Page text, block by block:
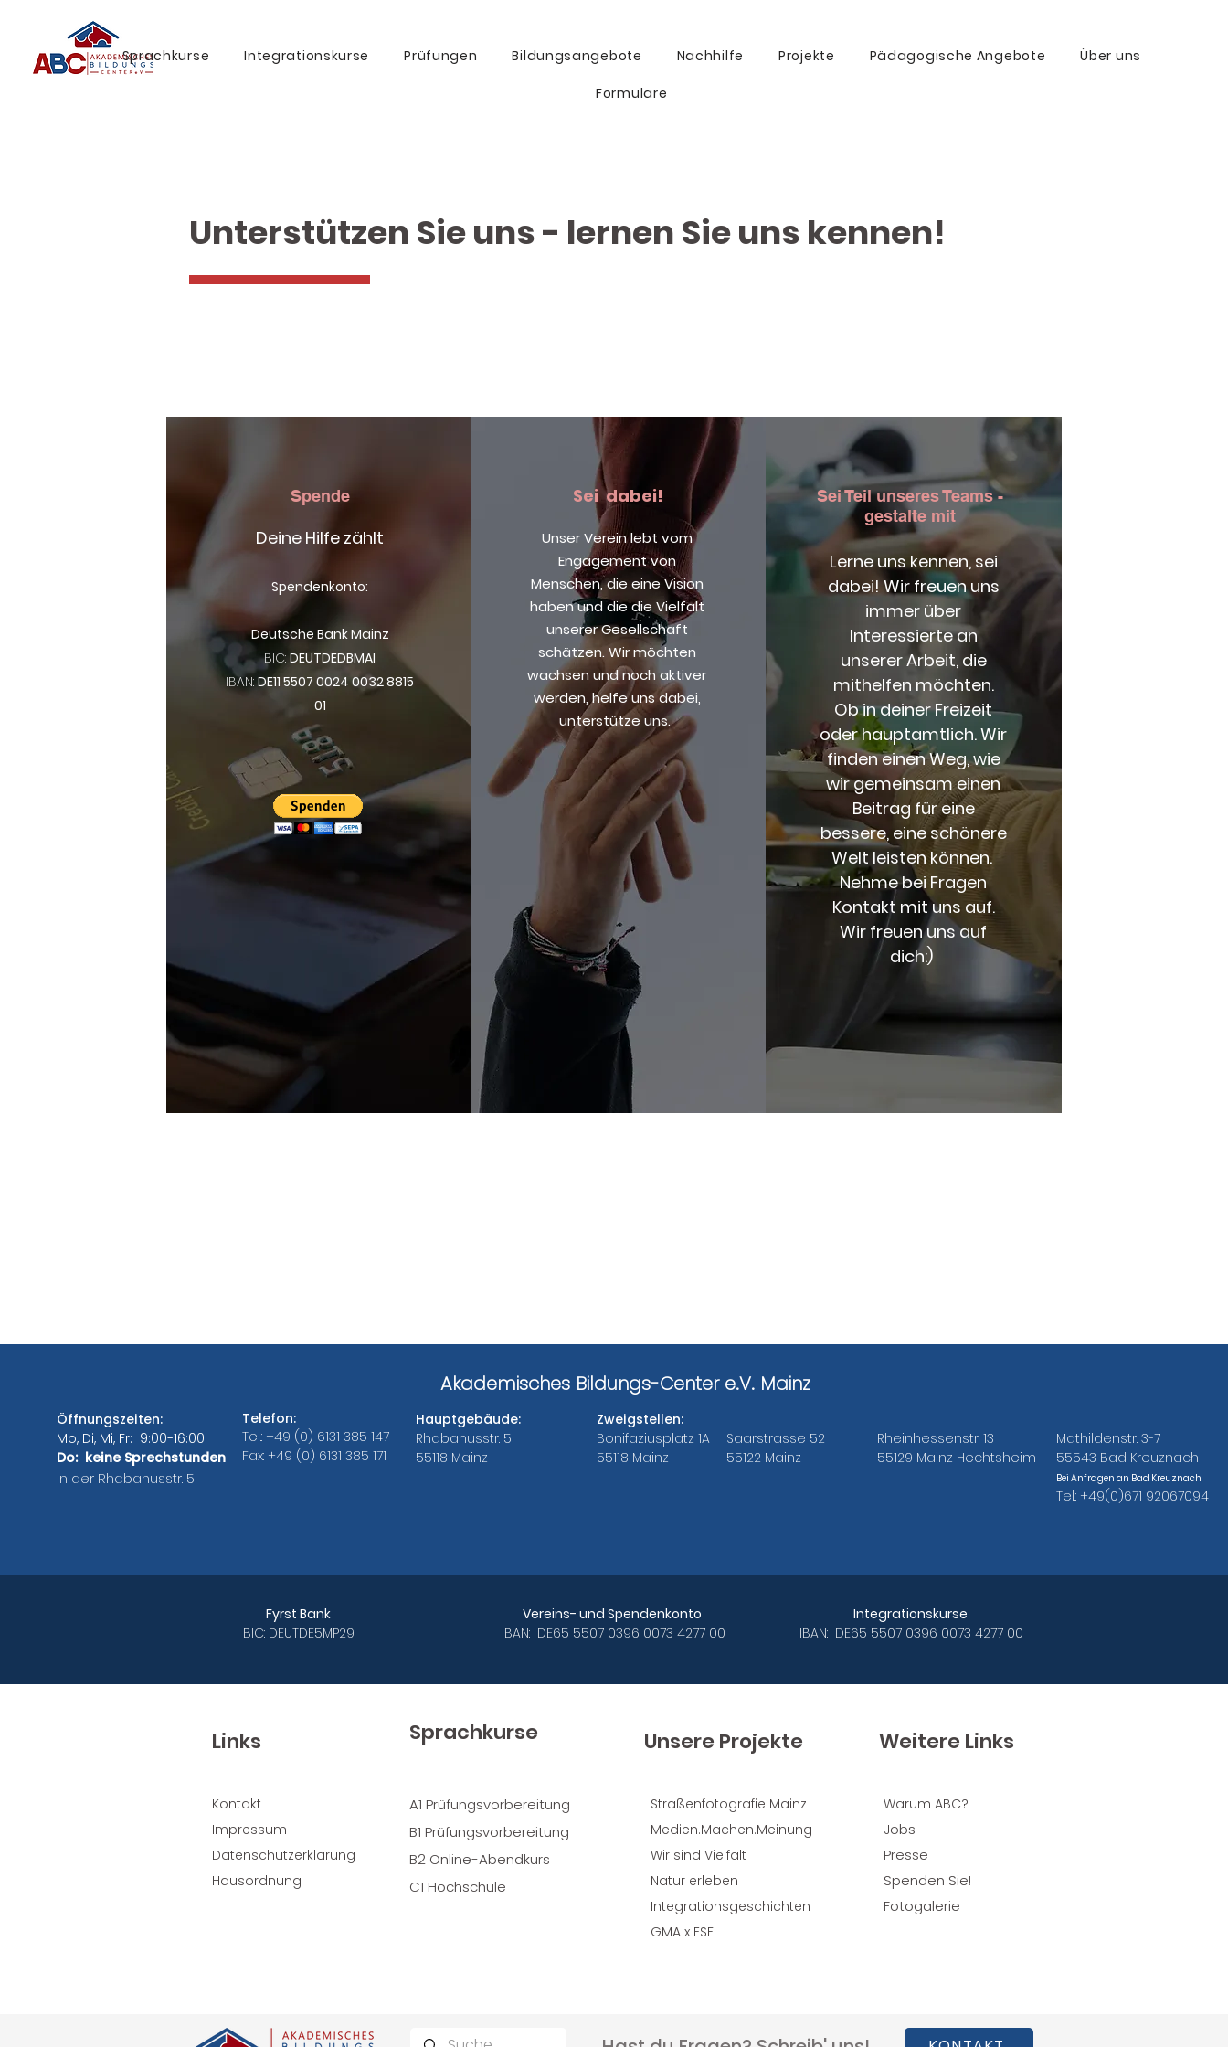
Sprachkurse Integrationskurse Prüfungen Bildungsangebote Nachhilfe Projekte Pädagogische Angebote Über uns
Formulare
Unterstützen Sie uns - lernen Sie uns kennen!
Spende
Deine Hilfe zählt
Spendenkonto:
Deutsche Bank Mainz
BIC:DEUTDEDBMAI
IBAN:DE11 5507 0024 0032 8815
01
Sei dabei!
Unser Verein lebt vom
Engagement von
Menschen, die eine Vision
haben und die die Vielfalt
unserer Gesellschaft
schätzen. Wir möchten
wachsen und noch aktiver
werden, helfe uns dabei,
unterstütze uns.
Sei Teil unseres Teams -
gestalte mit
Lerne uns kennen, sei
dabei! Wir freuen uns
immer über
Interessierte an
unserer Arbeit, die
mithelfen möchten.
Ob in deiner Freizeit
oder hauptamtlich. Wir
finden einen Weg, wie
wir gemeinsam einen
Beitrag für eine
bessere, eine schönere
Welt leisten können.
Nehme bei Fragen
Kontakt mit uns auf.
Wir freuen uns auf
dich:)
Akademisches Bildungs-Center e.V. Mainz
Öffnungszeiten:
Mo, Di, Mi, Fr: 9:00-16:00
Do: keine Sprechstunden
In der Rhabanusstr. 5
Telefon:
Tel.: +49 (0) 6131 385 147
Fax: +49 (0) 6131 385 171
Hauptgebäude:
Rhabanusstr. 5
55118 Mainz
Zweigstellen:
Saarstrasse 52
55122 Mainz
Bonifaziusplatz 1A
55118 Mainz
Rheinhessenstr. 13
55129 Mainz Hechtsheim
Mathildenstr. 3-7
55543 Bad Kreuznach
Bei Anfragen an Bad Kreuznach:
Tel.: +49(0)671 92067094
Fyrst Bank
BIC: DEUTDE5MP29
Vereins- und Spendenkonto
IBAN: DE65 5507 0396 0073 4277 00
Integrationskurse
IBAN: DE65 5507 0396 0073 4277 00
Links
Kontakt
Impressum
Datenschutzerklärung
Hausordnung
Sprachkurse
A1 Prüfungsvorbereitung
B1 Prüfungsvorbereitung
B2 Online-Abendkurs
C1 Hochschule
Unsere Projekte
Straßenfotografie Mainz
Medien.Machen.Meinung
Wir sind Vielfalt
Natur erleben
Integrationsgeschichten
GMA x ESF
Weitere Links
Warum ABC?
Jobs
Presse
Spenden Sie!
Fotogalerie